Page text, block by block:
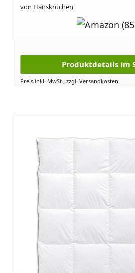
von Hanskruchen
Produktdetails im
Preis inkl. MwSt., zzgl. Versandkosten